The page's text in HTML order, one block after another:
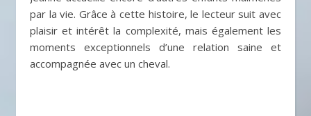
par la vie. Grâce à cette histoire, le lecteur suit avec
plaisir et intérêt la complexité, mais également les
moments exceptionnels d’une relation saine et
accompagnée avec un cheval.